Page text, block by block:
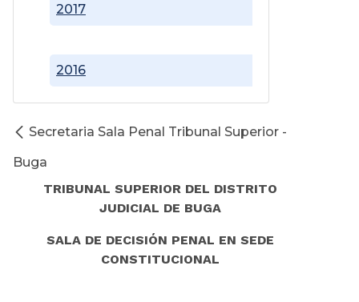
2016
2017
Secretaria Sala Penal Tribunal Superior -
Buga
TRIBUNAL SUPERIOR DEL DISTRITO
JUDICIAL DE BUGA
SALA DE DECISIÓN PENAL EN SEDE
CONSTITUCIONAL